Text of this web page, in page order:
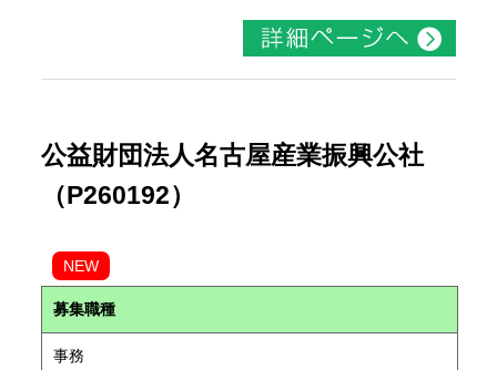
公益財団法人名古屋産業振興公社
（P260192）
NEW
募集職種
事務